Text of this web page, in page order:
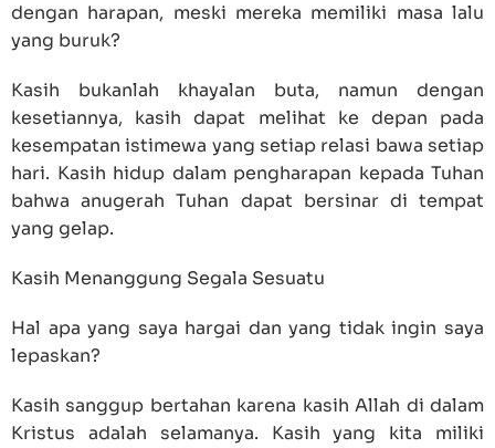
dengan harapan, meski mereka memiliki masa lalu
yang buruk?
Kasih bukanlah khayalan buta, namun dengan
kesetiannya, kasih dapat melihat ke depan pada
kesempatan istimewa yang setiap relasi bawa setiap
hari. Kasih hidup dalam pengharapan kepada Tuhan
bahwa anugerah Tuhan dapat bersinar di tempat
yang gelap.
Kasih Menanggung Segala Sesuatu
Hal apa yang saya hargai dan yang tidak ingin saya
lepaskan?
Kasih sanggup bertahan karena kasih Allah di dalam
Kristus adalah selamanya. Kasih yang kita miliki